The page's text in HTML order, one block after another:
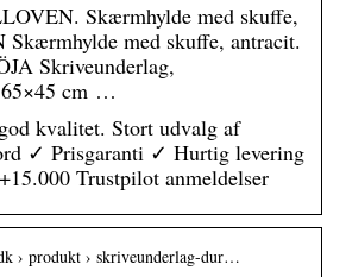
Skærmhylde med skuffe,
med skuffe, antracit.
Skriveunderlag,
65×45 cm …
kvalitet. Stort udvalg af
✓ Prisgaranti ✓ Hurtig levering
Trustpilot anmeldelser
› produkt › skriveunderlag-dur…